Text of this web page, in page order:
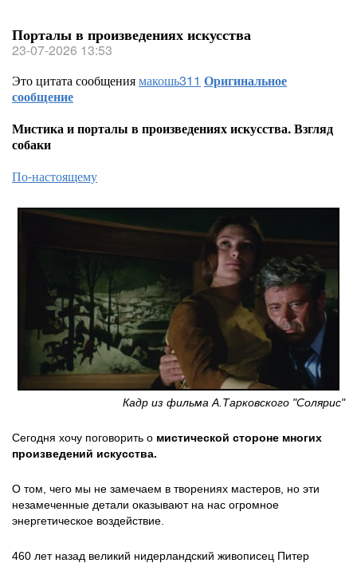
Порталы в произведениях искусства
23-07-2026 13:53
Это цитата сообщениямакошь311 Оригинальное
сообщение
Мистика и порталы в произведениях искусства. Взгляд
собаки
По-настоящему
Кадр из фильма А.Тарковского "Солярис"
Сегодня хочу поговорить о мистической стороне многих
произведений искусства.
О том, чего мы не замечаем в творениях мастеров, но эти
незамеченные детали оказывают на нас огромное
энергетическое воздействие.
460 лет назад великий нидерландский живописец Питер